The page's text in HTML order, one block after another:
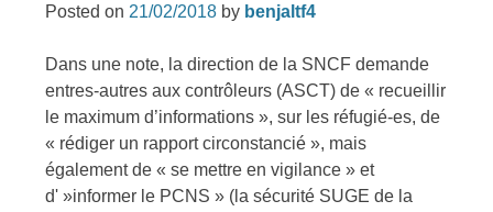
Posted on 21/02/2018 by benjaltf4
Dans une note, la direction de la SNCF demande
entres-autres aux contrôleurs (ASCT) de « recueillir
le maximum d’informations », sur les réfugié-es, de
« rédiger un rapport circonstancié », mais
également de « se mettre en vigilance » et
d' »informer le PCNS » (la sécurité SUGE de la